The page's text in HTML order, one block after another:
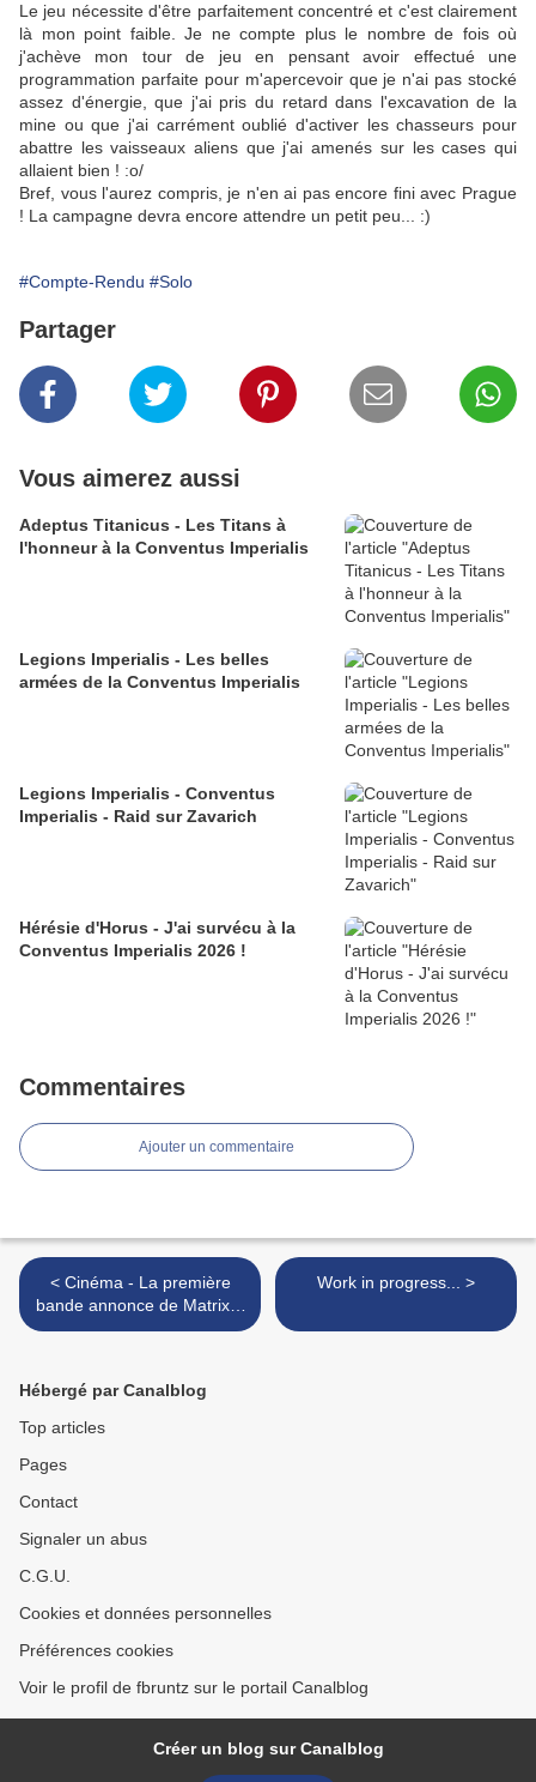
Le jeu nécessite d'être parfaitement concentré et c'est clairement
là mon point faible. Je ne compte plus le nombre de fois où
j'achève mon tour de jeu en pensant avoir effectué une
programmation parfaite pour m'apercevoir que je n'ai pas stocké
assez d'énergie, que j'ai pris du retard dans l'excavation de la
mine ou que j'ai carrément oublié d'activer les chasseurs pour
abattre les vaisseaux aliens que j'ai amenés sur les cases qui
allaient bien ! :o/
Bref, vous l'aurez compris, je n'en ai pas encore fini avec Prague
! La campagne devra encore attendre un petit peu... :)
#Compte-Rendu #Solo
Partager
Vous aimerez aussi
Adeptus Titanicus - Les Titans à
l'honneur à la Conventus Imperialis
Legions Imperialis - Les belles
armées de la Conventus Imperialis
Legions Imperialis - Conventus
Imperialis - Raid sur Zavarich
Hérésie d'Horus - J'ai survécu à la
Conventus Imperialis 2026 !
Commentaires
Ajouter un commentaire
< Cinéma - La première
bande annonce de Matrix 4
: Resurrections
Work in progress... >
Hébergé par Canalblog
Top articles
Pages
Contact
Signaler un abus
C.G.U.
Cookies et données personnelles
Préférences cookies
Voir le profil de fbruntz sur le portail Canalblog
Créer un blog sur Canalblog